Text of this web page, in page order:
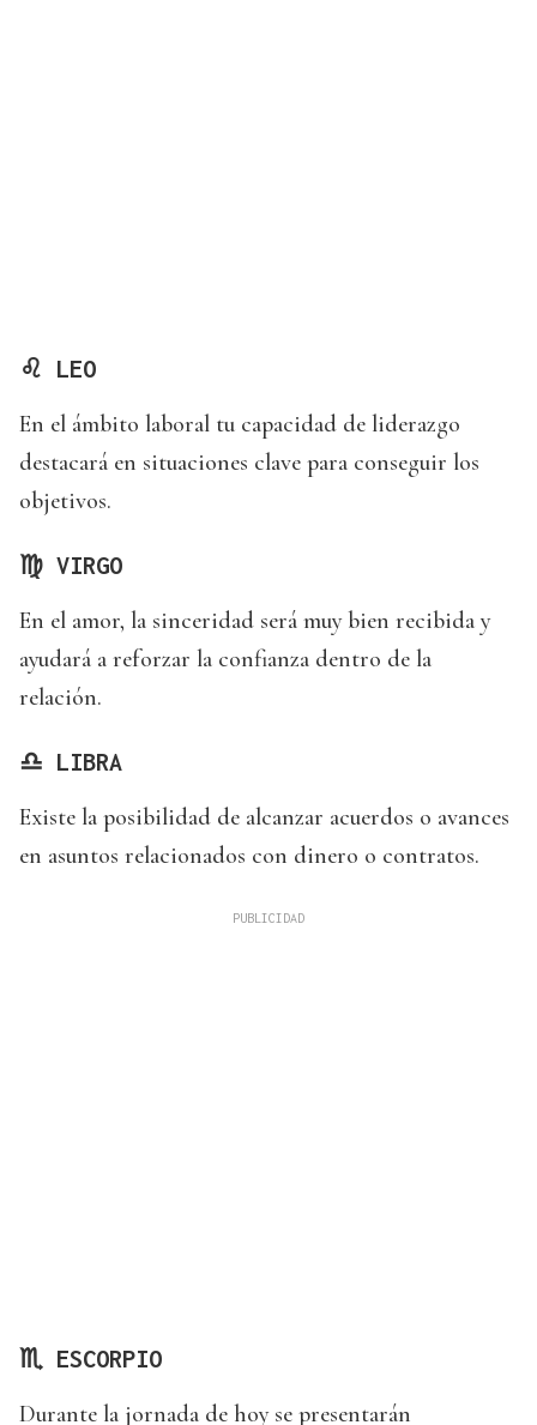
♌ LEO
En el ámbito laboral tu capacidad de liderazgo
destacará en situaciones clave para conseguir los
objetivos.
♍ VIRGO
En el amor, la sinceridad será muy bien recibida y
ayudará a reforzar la confianza dentro de la
relación.
♎ LIBRA
Existe la posibilidad de alcanzar acuerdos o avances
en asuntos relacionados con dinero o contratos.
♏ ESCORPIO
Durante la jornada de hoy se presentarán